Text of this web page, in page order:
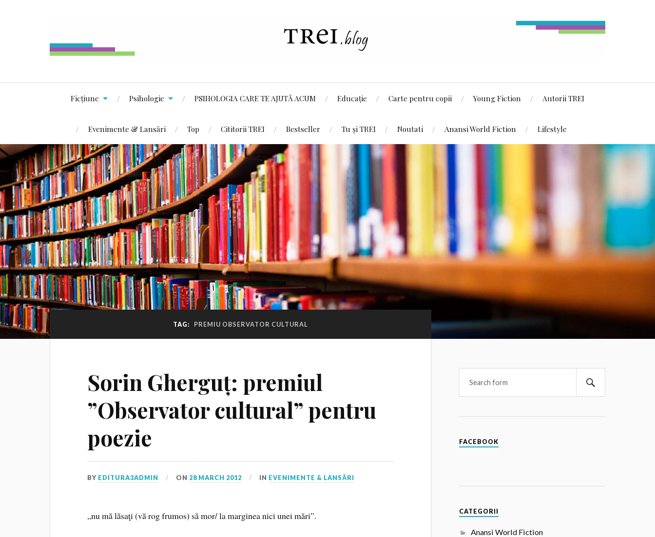
Ficțiune Psihologie PSIHOLOGIA CARE TE AJUTĂ ACUM Educație Carte pentru copii Young Fiction Autorii TREI
Evenimente & Lansări Top Cititorii TREI Bestseller Tu și TREI Noutati Anansi World Fiction Lifestyle
TAG: PREMIU OBSERVATOR CULTURAL
Sorin Gherguț: premiul
”Observator cultural” pentru
poezie
BY EDITURA3ADMIN ON 28 MARCH 2012 IN EVENIMENTE & LANSĂRI
„nu mă lăsaţi (vă rog frumos) să mor/ la marginea nici unei mări”.
FACEBOOK
CATEGORII
Anansi World Fiction